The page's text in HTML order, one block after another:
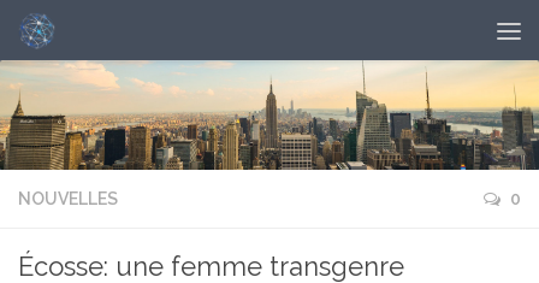
NOUVELLES 0
Écosse: une femme transgenre